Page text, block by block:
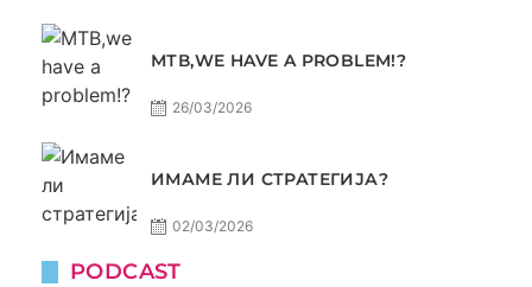
МТВ,WE HAVE A PROBLEM!?
26/03/2026
ИМАМЕ ЛИ СТРАТЕГИЈА?
02/03/2026
PODCAST